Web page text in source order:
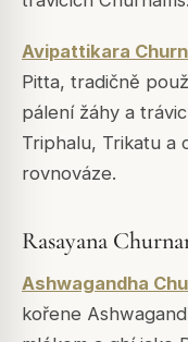
Avipattikara
Pitta, tradičně
pálení žáhy a
Triphalu, Trikatu a
rovnováze.
Rasayana
Ashwagandha
kořene